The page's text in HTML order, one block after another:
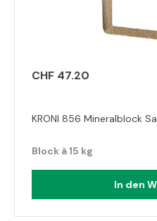
CHF 47.20
KRONI 856 Mineralblock
Block à 15 kg
In den